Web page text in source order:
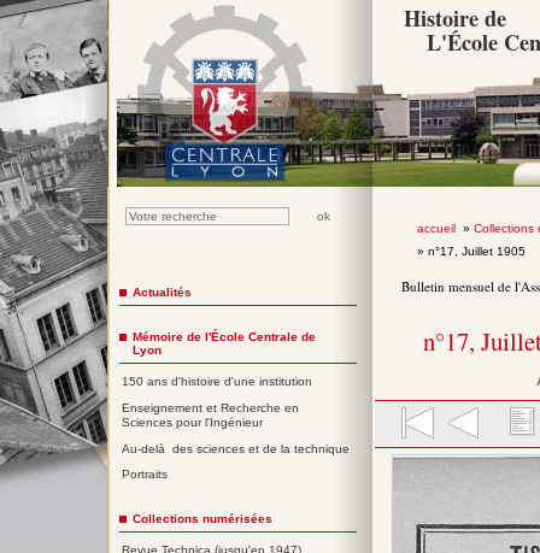
Histoire de
L'École
accueil» Collections
» n°17, Juillet 1905
Bulletin mensuel de
n°17,
Actualités
Mémoire de l'École Centrale de
Lyon
150 ans d'histoire d'une institution
Enseignement et Recherche en
Sciences pour l'Ingénieur
Au-delà des sciences et de la technique
Portraits
Collections numérisées